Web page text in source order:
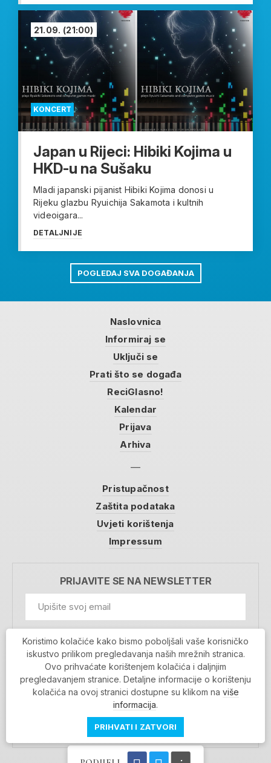
KONCERT
21.09. (21:00)
Japan u Rijeci: Hibiki Kojima u
HKD-u na Sušaku
Mladi japanski pijanist Hibiki Kojima donosi u
Rijeku glazbu Ryuichija Sakamota i kultnih
videoigara...
DETALJNIJE
POGLEDAJ SVA DOGAĐANJA
Naslovnica
Informiraj se
Uključi se
Prati što se događa
ReciGlasno!
Kalendar
Prijava
Arhiva
Pristupačnost
Zaštita podataka
Uvjeti korištenja
Impressum
PRIJAVITE SE NA NEWSLETTER
Prihvaćam da se moji podaci spremaju u bazu
podataka i koriste u svrhu slanja MojaRijeka
newslettera
MOJARIJEKA NEWSLETTER
PRIJAVI SE
Koristimo kolačiće kako bismo poboljšali vaše korisničko
iskustvo prilikom pregledavanja naših mrežnih stranica.
Ovo prihvaćate korištenjem kolačića i daljnjim
pregledavanjem stranice. Detaljne informacije o korištenju
kolačića na ovoj stranici dostupne su klikom na više
informacija.
PRIHVATI I ZATVORI